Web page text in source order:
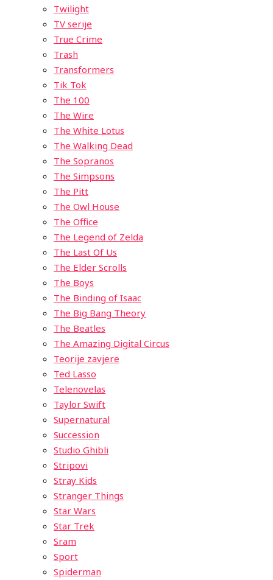
Twilight
TV serije
True Crime
Trash
Transformers
Tik Tok
The 100
The Wire
The White Lotus
The Walking Dead
The Sopranos
The Simpsons
The Pitt
The Owl House
The Office
The Legend of Zelda
The Last Of Us
The Elder Scrolls
The Boys
The Binding of Isaac
The Big Bang Theory
The Beatles
The Amazing Digital Circus
Teorije zavjere
Ted Lasso
Telenovelas
Taylor Swift
Supernatural
Succession
Studio Ghibli
Stripovi
Stray Kids
Stranger Things
Star Wars
Star Trek
Sram
Sport
Spiderman